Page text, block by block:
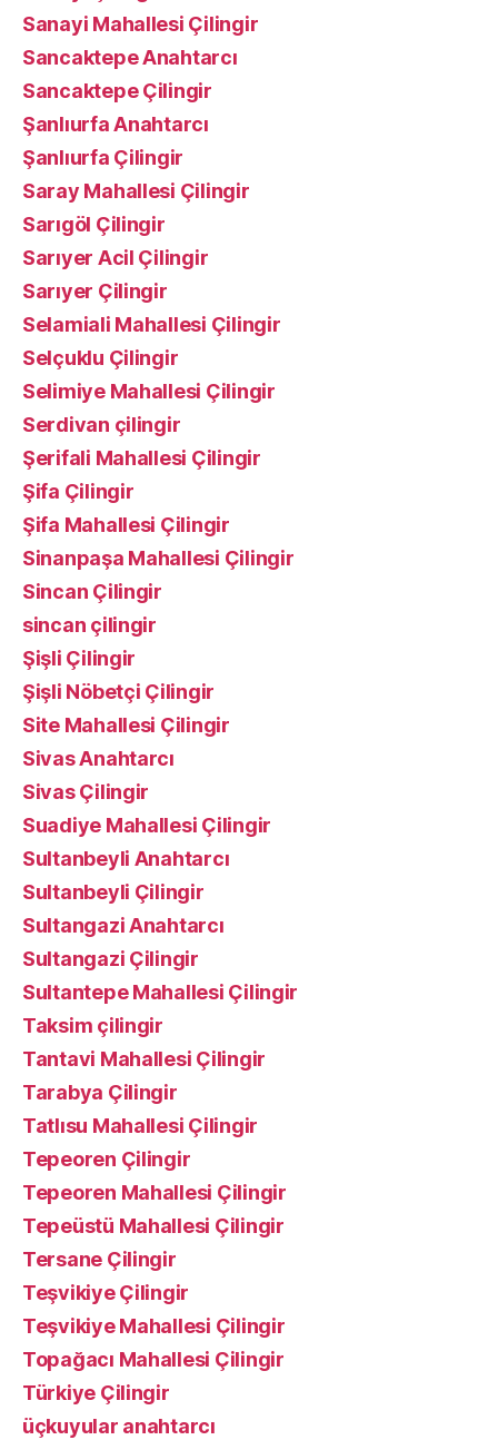
Sanayi Mahallesi Çilingir
Sancaktepe Anahtarcı
Sancaktepe Çilingir
Şanlıurfa Anahtarcı
Şanlıurfa Çilingir
Saray Mahallesi Çilingir
Sarıgöl Çilingir
Sarıyer Acil Çilingir
Sarıyer Çilingir
Selamiali Mahallesi Çilingir
Selçuklu Çilingir
Selimiye Mahallesi Çilingir
Serdivan çilingir
Şerifali Mahallesi Çilingir
Şifa Çilingir
Şifa Mahallesi Çilingir
Sinanpaşa Mahallesi Çilingir
Sincan Çilingir
sincan çilingir
Şişli Çilingir
Şişli Nöbetçi Çilingir
Site Mahallesi Çilingir
Sivas Anahtarcı
Sivas Çilingir
Suadiye Mahallesi Çilingir
Sultanbeyli Anahtarcı
Sultanbeyli Çilingir
Sultangazi Anahtarcı
Sultangazi Çilingir
Sultantepe Mahallesi Çilingir
Taksim çilingir
Tantavi Mahallesi Çilingir
Tarabya Çilingir
Tatlısu Mahallesi Çilingir
Tepeoren Çilingir
Tepeoren Mahallesi Çilingir
Tepeüstü Mahallesi Çilingir
Tersane Çilingir
Teşvikiye Çilingir
Teşvikiye Mahallesi Çilingir
Topağacı Mahallesi Çilingir
Türkiye Çilingir
üçkuyular anahtarcı